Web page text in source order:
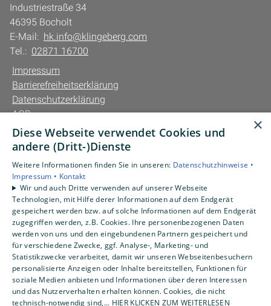
Industriestraße 34
46395 Bocholt
E-Mail: hk.info@klingeberg.com
Tel.: 02871 16700
Impressum
Barrierefreiheitserklärung
Datenschutzerklärung
AGB
Unsere Bereiche
Gewerbekunden
Karriere
Unternehmen
Kontakt
×
Diese Webseite verwendet Cookies und
andere (Dritt-)Dienste
Weitere Informationen finden Sie in unseren: Datenschutzhinweise •
Impressum • Kontakt
Wir und auch Dritte verwenden auf unserer Webseite
Technologien, mit Hilfe derer Informationen auf dem Endgerät
gespeichert werden bzw. auf solche Informationen auf dem Endgerät
zugegriffen werden, z.B. Cookies. Ihre personenbezogenen Daten
werden von uns und den eingebundenen Partnern gespeichert und
für verschiedene Zwecke, ggf. Analyse-, Marketing- und
Statistikzwecke verarbeitet, damit wir unseren Webseitenbesuchern
personalisierte Anzeigen oder Inhalte bereitstellen, Funktionen für
soziale Medien anbieten und Informationen über deren Interessen
und das Nutzerverhalten erhalten können. Cookies, die nicht
technisch-notwendig sind,... HIER KLICKEN ZUM WEITERLESEN